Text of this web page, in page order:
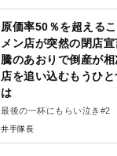
原価率50％を超える
メン店が突然の閉店
騰のあおりで倒産が
店を追い込むもうひ
は
最後の一杯にもらい泣き#2
井手隊長